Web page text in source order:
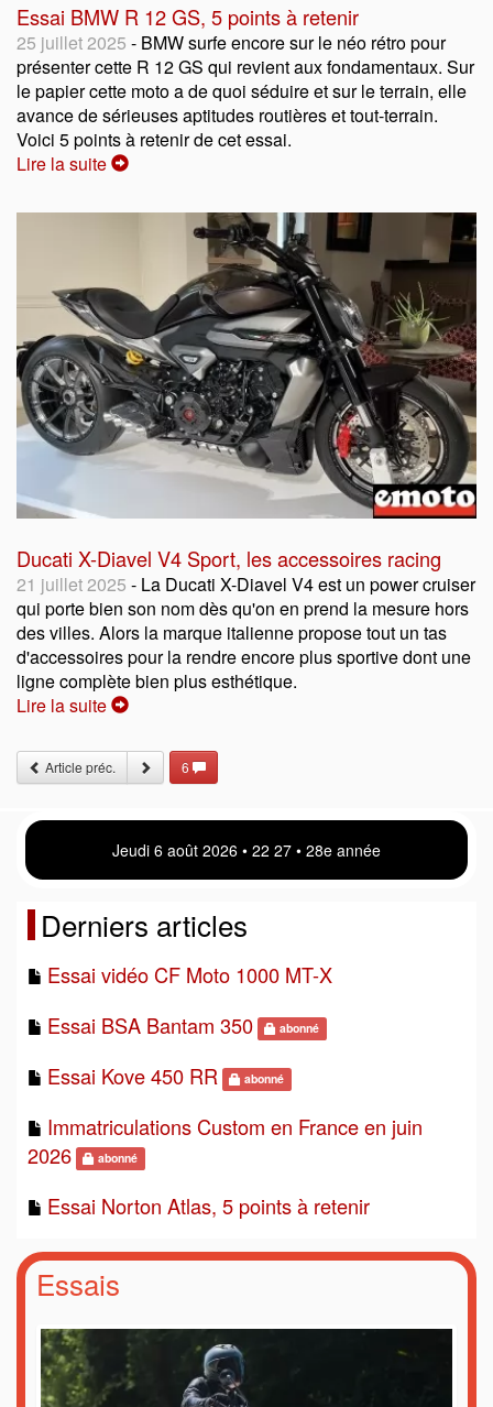
Essai BMW R 12 GS, 5 points à retenir
25 juillet 2025 - BMW surfe encore sur le néo rétro pour
présenter cette R 12 GS qui revient aux fondamentaux. Sur
le papier cette moto a de quoi séduire et sur le terrain, elle
avance de sérieuses aptitudes routières et tout-terrain.
Voici 5 points à retenir de cet essai.
Lire la suite
Ducati X-Diavel V4 Sport, les accessoires racing
21 juillet 2025 - La Ducati X-Diavel V4 est un power cruiser
qui porte bien son nom dès qu'on en prend la mesure hors
des villes. Alors la marque italienne propose tout un tas
d'accessoires pour la rendre encore plus sportive dont une
ligne complète bien plus esthétique.
Lire la suite
Article préc. 6
Jeudi 6 août 2026 • 22 27 • 28e année
Derniers articles
Essai vidéo CF Moto 1000 MT-X
Essai BSA Bantam 350
abonné
Essai Kove 450 RR abonné
Immatriculations Custom en France en juin
2026
abonné
Essai Norton Atlas, 5 points à retenir
Essais